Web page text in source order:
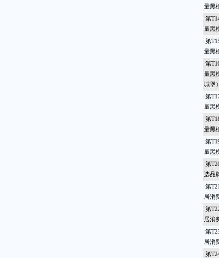
量黑
第
量黑
第
量黑
第
量黑
城堡
第
量黑
第
量黑
第
量黑
第
选品
第
居消
第
居消
第
居消
第